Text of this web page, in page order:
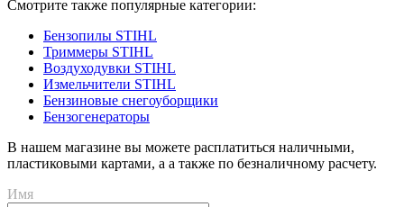
Смотрите также популярные категории:
Бензопилы STIHL
Триммеры STIHL
Воздуходувки STIHL
Измельчители STIHL
Бензиновые снегоуборщики
Бензогенераторы
В нашем магазине вы можете расплатиться наличными,
пластиковыми картами, а а также по безналичному расчету.
Имя